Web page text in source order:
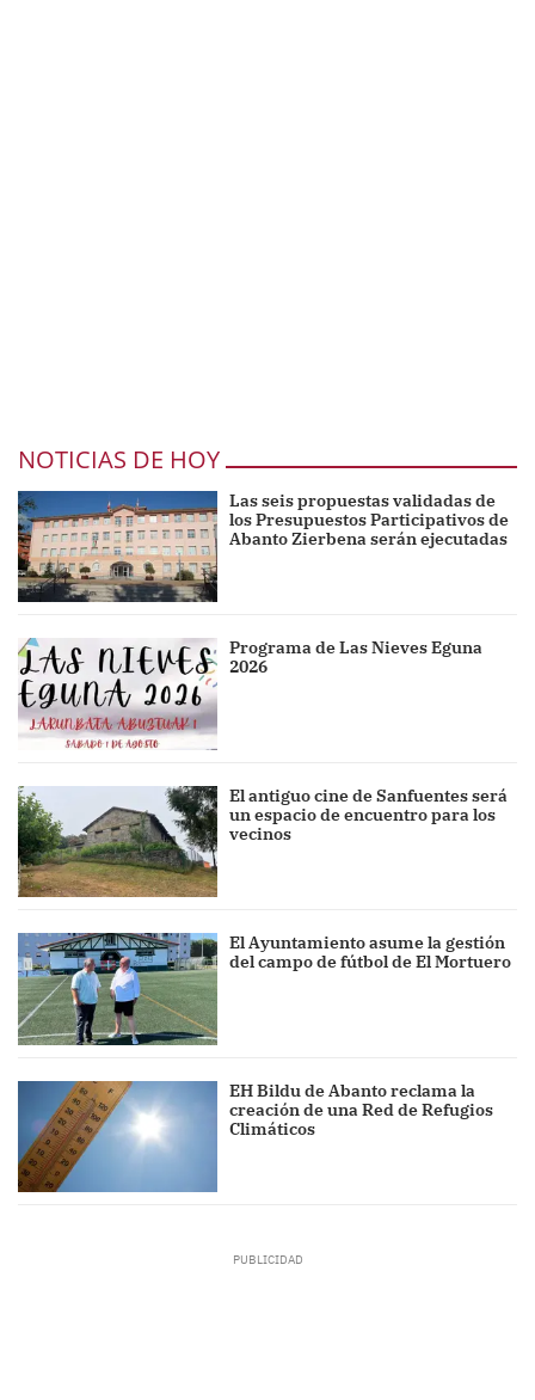
NOTICIAS DE HOY
Las seis propuestas validadas de
los Presupuestos Participativos de
Abanto Zierbena serán ejecutadas
Programa de Las Nieves Eguna
2026
El antiguo cine de Sanfuentes será
un espacio de encuentro para los
vecinos
El Ayuntamiento asume la gestión
del campo de fútbol de El Mortuero
EH Bildu de Abanto reclama la
creación de una Red de Refugios
Climáticos